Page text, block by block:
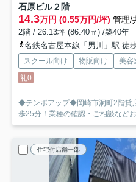
石原ビル２階
14.3万円 (0.55万円/坪) 管理/
2階 / 26.13坪 (86.40㎡) /築40年
名鉄名古屋本線「男川」駅 徒
スクール向け 物販向け
美容
礼0
◆テンポアップ◆岡崎市洞町2階貸
歩25分！業種の確認・ご相談など
住宅付店舗一部